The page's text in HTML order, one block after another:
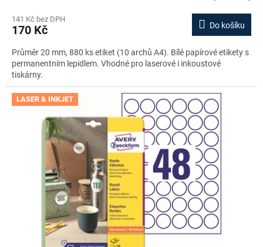
141 Kč bez DPH
170 Kč Do košíku
Průměr 20 mm, 880 ks etiket (10 archů A4). Bílé papírové etikety s
permanentním lepidlem. Vhodné pro laserové i inkoustové
tiskárny.
LASER & INKJET